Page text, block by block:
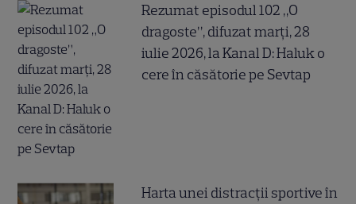
Rezumat episodul 102 „O
dragoste”, difuzat marți, 28
iulie 2026, la Kanal D: Haluk o
cere în căsătorie pe Sevtap
Harta unei distracții sportive în